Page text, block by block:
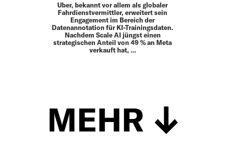
Uber, bekannt vor allem als globaler
Fahrdienstvermittler, erweitert sein
Engagement im Bereich der
Datenannotation für KI-Trainingsdaten.
Nachdem Scale AI jüngst einen
strategischen Anteil von 49 % an Meta
verkauft hat, …
MEHR